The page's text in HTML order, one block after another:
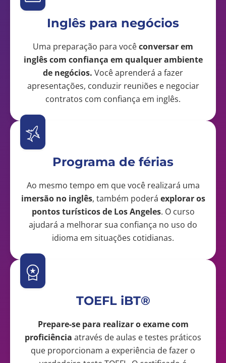
Inglês para negócios
Uma preparação para vocêconversar em
inglês com confiança em qualquer ambiente
de negócios. Você aprenderá a fazer
apresentações, conduzir reuniões e negociar
contratos com confiança em inglês.
Programa de férias
Ao mesmo tempo em que você realizará uma
imersão no inglês, também poderá explorar os
pontos turísticos de Los Angeles. O curso
ajudará a melhorar sua confiança no uso do
idioma em situações cotidianas.
TOEFL iBT®
Prepare-se para realizar o exame com
proficiência através de aulas e testes práticos
que proporcionam a experiência de fazer o